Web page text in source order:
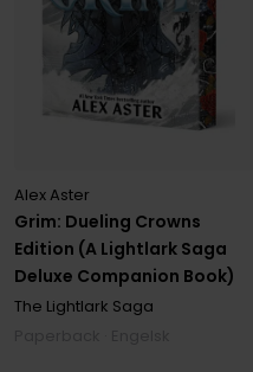
Grim: Dueling Crowns
Edition (A Lightlark Saga
Deluxe Companion Book)
Alex Aster
The Lightlark Saga